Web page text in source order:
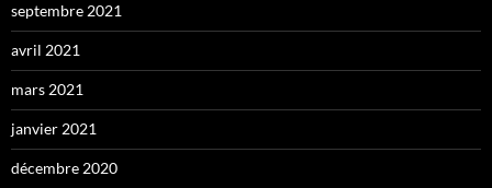
septembre 2021
avril 2021
mars 2021
janvier 2021
décembre 2020